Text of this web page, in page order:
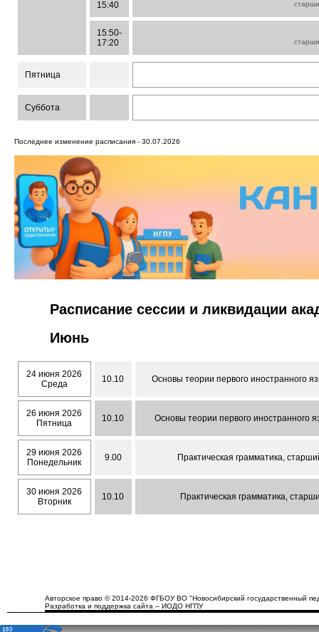
15:40
15:50-
17:20
Пятница
Суббота
Последнее изменение расписания - 30.07.2026
Расписание сессии и ликвидации
Июнь
24 июня 2026
Среда
10.10 Основы теории первого иностранного
26 июня 2026
Пятница
10.10 Основы теории первого иностранного
29 июня 2026
Понедельник
9.00 Практическая грамматика,
30 июня 2026
Вторник
10.10 Практическая грамматика,
Авторское право © 2014-2026 ФГБОУ ВО "Новосибирский государственный
Разработка и поддержка сайта – ИОДО НГПУ